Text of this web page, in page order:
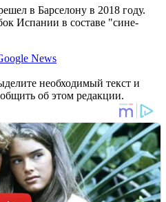
в Барселону в 2018 году.
Испании в составе "сине-
News
необходимый текст и
об этом редакции.